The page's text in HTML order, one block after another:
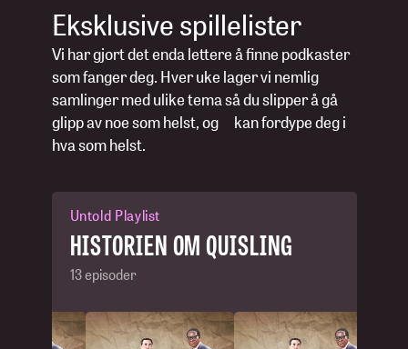
Eksklusive spillelister
Vi har gjort det enda lettere å finne podkaster
som fanger deg. Hver uke lager vi nemlig
samlinger med ulike tema så du slipper å gå
glipp av noe som helst, og kan fordype deg i
hva som helst.
Untold Playlist
HISTORIEN OM QUISLING
13 episoder